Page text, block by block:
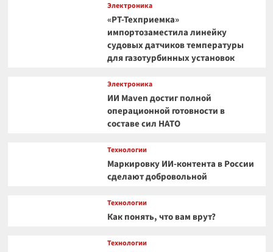
Электроника
«РТ-Техприемка»
импортозаместила линейку
судовых датчиков температуры
для газотурбинных установок
Электроника
ИИ Maven достиг полной
операционной готовности в
составе сил НАТО
Технологии
Маркировку ИИ-контента в России
сделают добровольной
Технологии
Как понять, что вам врут?
Технологии